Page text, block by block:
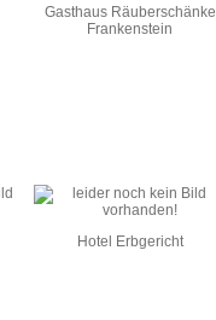
Gasthaus Räuberschänke
Frankenstein
Hotel Erbgericht